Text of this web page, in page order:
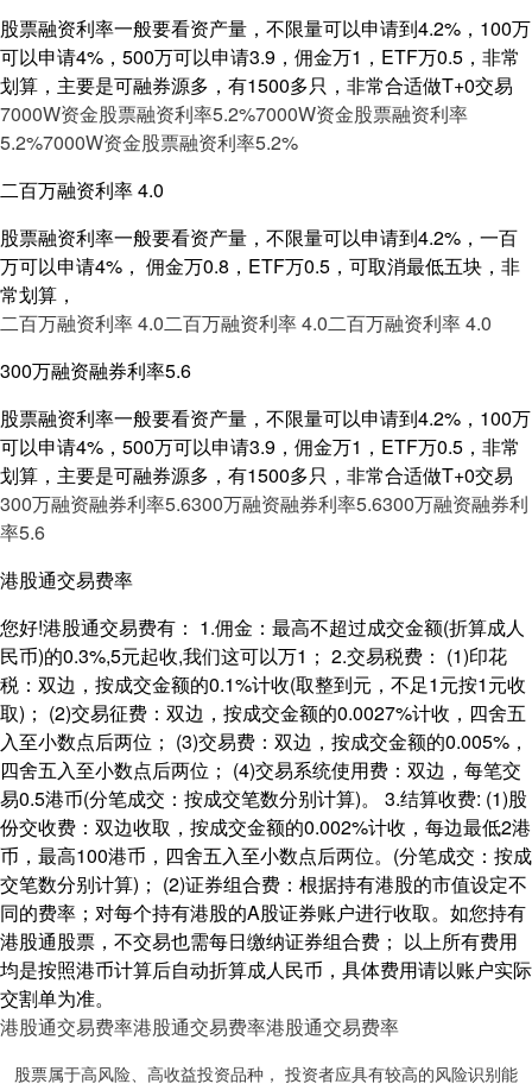
股票融资利率一般要看资产量，不限量可以申请到4.2%，100万
可以申请4%，500万可以申请3.9，佣金万1，ETF万0.5，非常
划算，主要是可融券源多，有1500多只，非常合适做T+0交易
7000W资金股票融资利率5.2%7000W资金股票融资利率
5.2%7000W资金股票融资利率5.2%
二百万融资利率 4.0
股票融资利率一般要看资产量，不限量可以申请到4.2%，一百
万可以申请4%， 佣金万0.8，ETF万0.5，可取消最低五块，非
常划算，
二百万融资利率 4.0二百万融资利率 4.0二百万融资利率 4.0
300万融资融券利率5.6
股票融资利率一般要看资产量，不限量可以申请到4.2%，100万
可以申请4%，500万可以申请3.9，佣金万1，ETF万0.5，非常
划算，主要是可融券源多，有1500多只，非常合适做T+0交易
300万融资融券利率5.6300万融资融券利率5.6300万融资融券利
率5.6
港股通交易费率
您好!港股通交易费有： 1.佣金：最高不超过成交金额(折算成人
民币)的0.3%,5元起收,我们这可以万1； 2.交易税费： (1)印花
税：双边，按成交金额的0.1%计收(取整到元，不足1元按1元收
取)； (2)交易征费：双边，按成交金额的0.0027%计收，四舍五
入至小数点后两位； (3)交易费：双边，按成交金额的0.005%，
四舍五入至小数点后两位； (4)交易系统使用费：双边，每笔交
易0.5港币(分笔成交：按成交笔数分别计算)。 3.结算收费: (1)股
份交收费：双边收取，按成交金额的0.002%计收，每边最低2港
币，最高100港币，四舍五入至小数点后两位。(分笔成交：按成
交笔数分别计算)； (2)证券组合费：根据持有港股的市值设定不
同的费率；对每个持有港股的A股证券账户进行收取。如您持有
港股通股票，不交易也需每日缴纳证券组合费； 以上所有费用
均是按照港币计算后自动折算成人民币，具体费用请以账户实际
交割单为准。
港股通交易费率港股通交易费率港股通交易费率
股票属于高风险、高收益投资品种， 投资者应具有较高的风险识别能